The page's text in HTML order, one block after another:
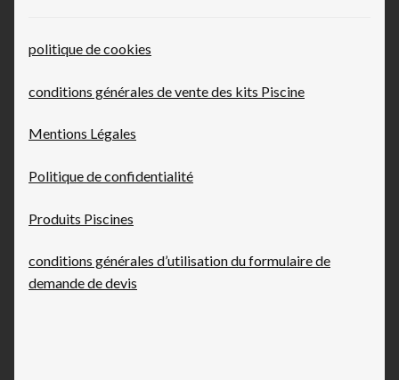
politique de cookies
conditions générales de vente des kits Piscine
Mentions Légales
Politique de confidentialité
Produits Piscines
conditions générales d’utilisation du formulaire de
demande de devis